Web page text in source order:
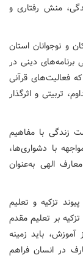
منش رفتاری و
و نوجوانان استان
دینی در
فعالیت‌های قرآنی
تربیتی و اثرگذار
زندگی با مفاهیم
با دشواری‌ها،
الهی به‌عنوان
تزکیه و تعلیم
بر تعلیم مقدم
باید زمینه
در انسان فراهم